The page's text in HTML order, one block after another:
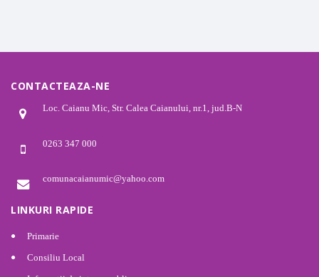
CONTACTEAZA-NE
Loc. Caianu Mic, Str. Calea Caianului, nr.1, jud.B-N
0263 347 000
comunacaianumic@yahoo.com
LINKURI RAPIDE
Primarie
Consiliu Local